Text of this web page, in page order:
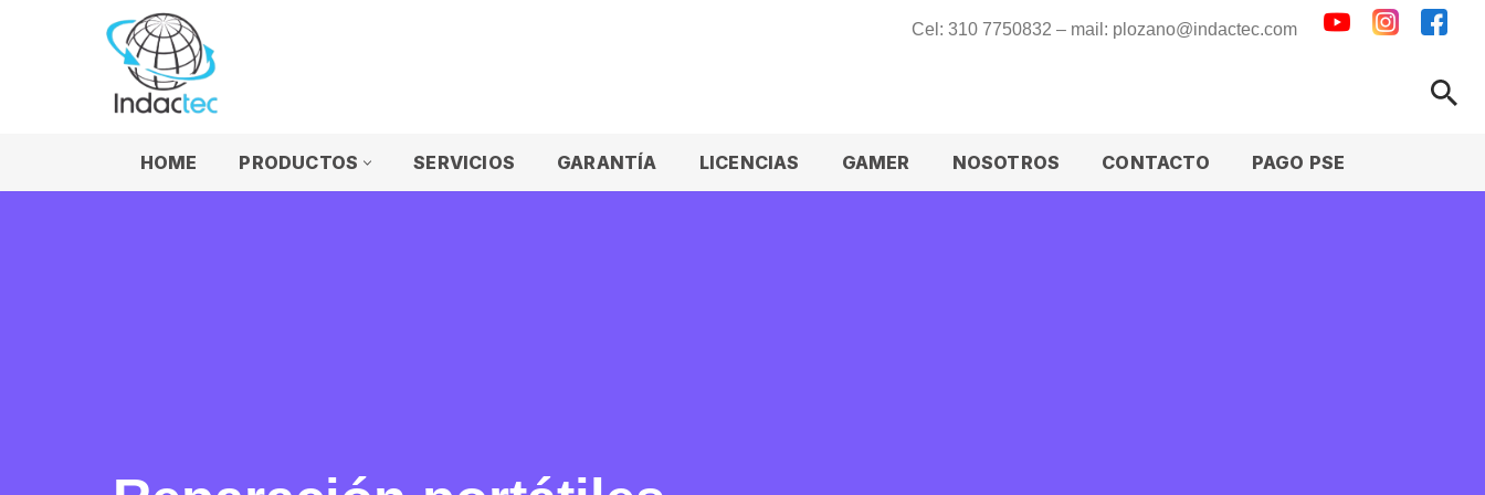
Cel: 310 7750832 – mail: plozano@indactec.com
HOME PRODUCTOS SERVICIOS GARANTÍA LICENCIAS GAMER NOSOTROS CONTACTO PAGO PSE